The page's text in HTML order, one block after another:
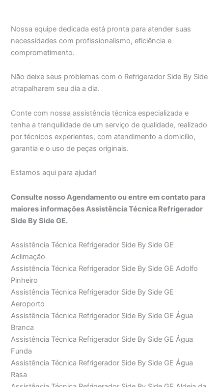
Nossa equipe dedicada está pronta para atender suas
necessidades com profissionalismo, eficiência e
comprometimento.
Não deixe seus problemas com o Refrigerador Side By Side
atrapalharem seu dia a dia.
Conte com nossa assistência técnica especializada e
tenha a tranquilidade de um serviço de qualidade, realizado
por técnicos experientes, com atendimento a domicílio,
garantia e o uso de peças originais.
Estamos aqui para ajudar!
Consulte nosso Agendamento ou entre em contato para
maiores informações Assistência Técnica Refrigerador
Side By Side GE.
Assistência Técnica Refrigerador Side By Side GE
Aclimação
Assistência Técnica Refrigerador Side By Side GE Adolfo
Pinheiro
Assistência Técnica Refrigerador Side By Side GE
Aeroporto
Assistência Técnica Refrigerador Side By Side GE Água
Branca
Assistência Técnica Refrigerador Side By Side GE Água
Funda
Assistência Técnica Refrigerador Side By Side GE Água
Rasa